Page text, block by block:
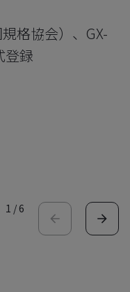
格協会）、GX-
登録
1 /6